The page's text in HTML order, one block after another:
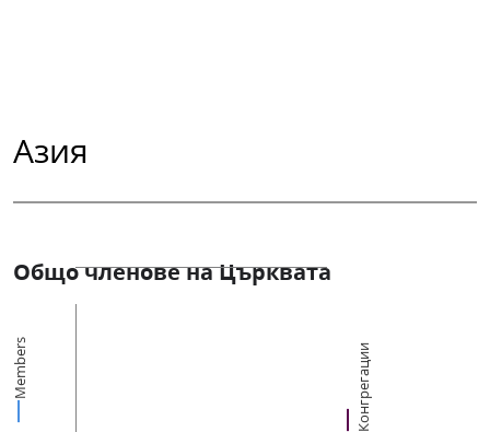
Азия
Общо членове на Църквата
Members Конгрегации